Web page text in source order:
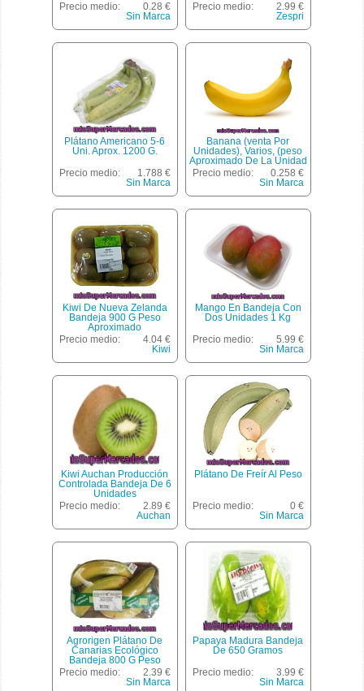
Precio medio:
0.28 €
Sin Marca
Precio medio:
2.99 €
Zespri
Plátano Americano 5-6
Uni. Aprox. 1200 G.
Precio medio:
1.788 €
Sin Marca
Banana (venta Por
Unidades), Varios, (peso
Aproximado De La Unidad
200 Gr)
Precio medio:
0.258 €
Sin Marca
Kiwi De Nueva Zelanda
Bandeja 900 G Peso
Aproximado
Precio medio:
4.04 €
Kiwi
Mango En Bandeja Con
Dos Unidades 1 Kg
Precio medio:
5.99 €
Sin Marca
Kiwi Auchan Producción
Controlada Bandeja De 6
Unidades
Precio medio:
2.89 €
Auchan
Plátano De Freír Al Peso
Precio medio:
0 €
Sin Marca
Agrorigen Plátano De
Canarias Ecológico
Bandeja 800 G Peso
Aproximado
Precio medio:
2.39 €
Sin Marca
Papaya Madura Bandeja
De 650 Gramos
Precio medio:
3.99 €
Sin Marca